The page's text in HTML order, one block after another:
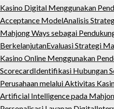
Kasino Digital Menggunakan
Acceptance ModelAnalisis
Mahjong Ways sebagai
BerkelanjutanEvaluasi Strategi
Kasino Online Menggunakan
ScorecardIdentifikasi Hubungan
Perusahaan melalui Aktivitas
Artificial Intelligence pada